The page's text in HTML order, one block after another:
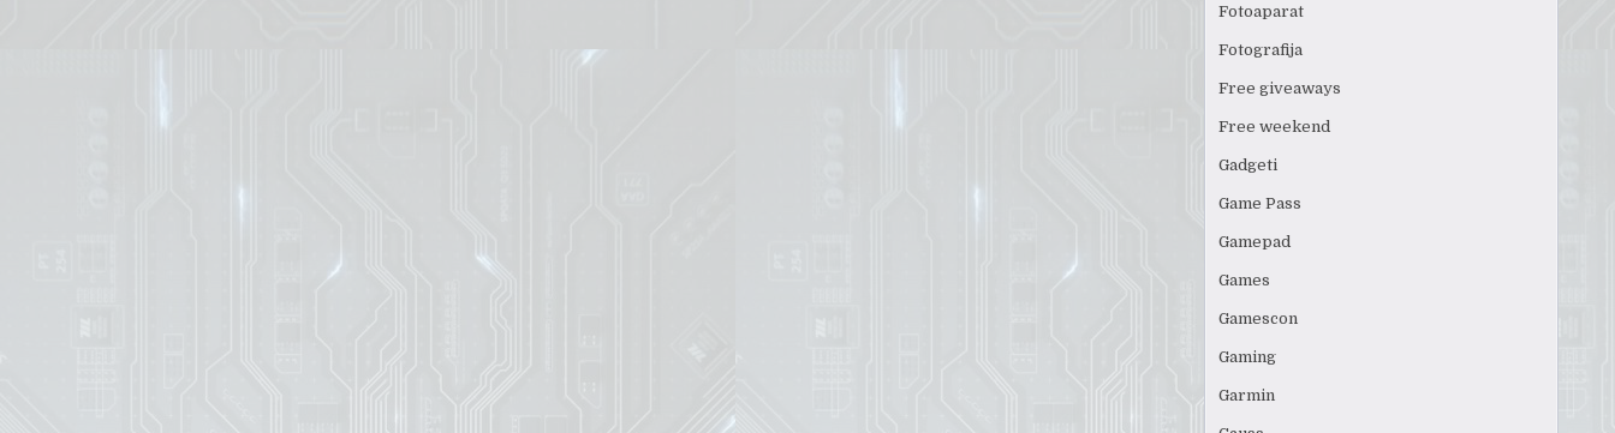
Fotoaparat
Fotografija
Free giveaways
Free weekend
Gadgeti
Game Pass
Gamepad
Games
Gamescon
Gaming
Garmin